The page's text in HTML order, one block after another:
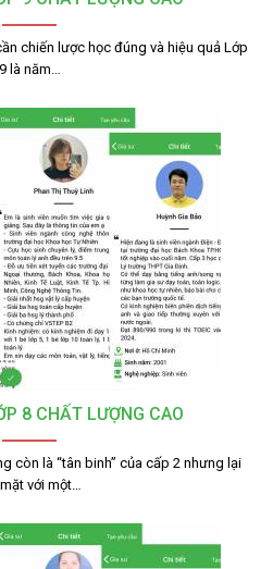
chiến lược học đúng và hiệu quả Lớp
9 là năm…
8 CHẤT LƯỢNG CAO
còn là “tân binh” của cấp 2 nhưng lại
với một…